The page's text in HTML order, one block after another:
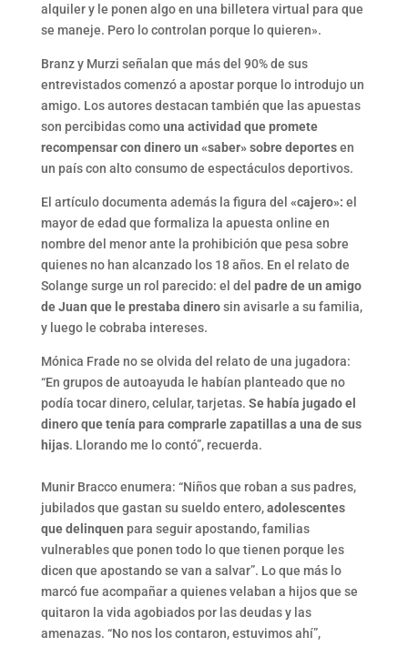
alquiler y le ponen algo en una billetera virtual para que
se maneje. Pero lo controlan porque lo quieren».
Branz y Murzi señalan que más del 90% de sus
entrevistados comenzó a apostar porque lo introdujo un
amigo. Los autores destacan también que las apuestas
son percibidas comouna actividad que promete
recompensar con dinero un «saber» sobre deportesen
un país con alto consumo de espectáculos deportivos.
El artículo documenta además la figura del «cajero»: el
mayor de edad que formaliza la apuesta online en
nombre del menor ante la prohibición que pesa sobre
quienes no han alcanzado los 18 años. En el relato de
Solange surge un rol parecido: el del padre de un amigo
de Juan que le prestaba dinerosin avisarle a su familia,
y luego le cobraba intereses.
Mónica Frade no se olvida del relato de una jugadora:
“En grupos de autoayuda le habían planteado que no
podía tocar dinero, celular, tarjetas. Se había jugado el
dinero que tenía para comprarle zapatillas a una de sus
hijas. Llorando me lo contó”, recuerda.
Munir Bracco enumera: “Niños que roban a sus padres,
jubilados que gastan su sueldo entero,adolescentes
que delinquen para seguir apostando, familias
vulnerables que ponen todo lo que tienen porque les
dicen que apostando se van a salvar”. Lo que más lo
marcó fue acompañar a quienes velaban a hijos que se
quitaron la vida agobiados por las deudas y las
amenazas. “No nos los contaron, estuvimos ahí”,